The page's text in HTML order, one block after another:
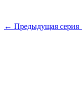
← Предыдущая серия